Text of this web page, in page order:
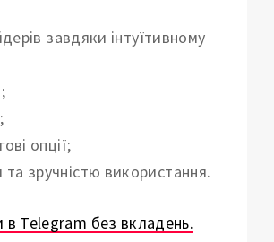
завдяки інтуїтивному
опції;
зручністю використання.
в Telegram без вкладень.